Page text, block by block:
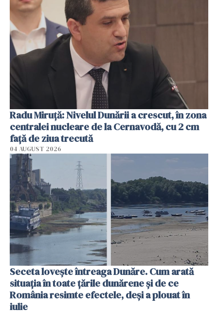
Radu Miruţă: Nivelul Dunării a crescut, în zona
centralei nucleare de la Cernavodă, cu 2 cm
faţă de ziua trecută
04 AUGUST 2026
Seceta lovește întreaga Dunăre. Cum arată
situația în toate țările dunărene și de ce
România resimte efectele, deși a plouat în
iulie